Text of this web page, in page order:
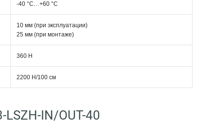
-40 °С…+60 °С
10 мм (при эксплуатации)
25 мм (при монтаже)
360 Н
2200 Н/100 см
LSZH-IN/OUT-40